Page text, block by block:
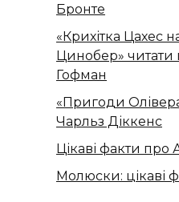
Бронте
«Крихітка Цахес
Цинобер» читати
Гофман
«Пригоди Олівера
Чарльз Діккенс
Цікаві факти про
Молюски: цікаві